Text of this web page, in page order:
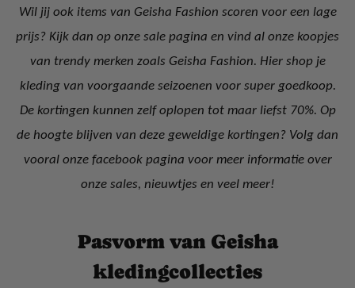
Wil jij ook items van Geisha Fashion scoren voor een lage
prijs? Kijk dan op onze sale pagina en vind al onze koopjes
van trendy merken zoals Geisha Fashion. Hier shop je
kleding van voorgaande seizoenen voor super goedkoop.
De kortingen kunnen zelf oplopen tot maar liefst 70%. Op
de hoogte blijven van deze geweldige kortingen? Volg dan
vooral onze facebook pagina voor meer informatie over
onze sales, nieuwtjes en veel meer!
Pasvorm van Geisha
kledingcollecties